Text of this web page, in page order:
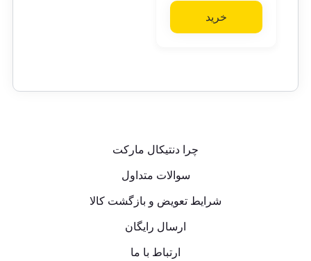
خرید
چرا دنتیکال مارکت
سوالات متداول
شرایط تعویض و بازگشت کالا
ارسال رایگان
ارتباط با ما